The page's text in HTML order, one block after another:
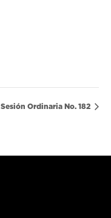
Sesión Ordinaria No. 182